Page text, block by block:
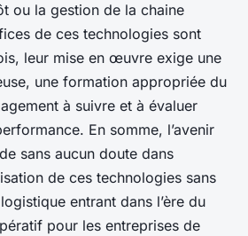
ou la gestion de la chaine
de ces technologies sont
leur mise en œuvre exige une
une formation appropriée du
à suivre et à évaluer
En somme, l’avenir
sans aucun doute dans
de ces technologies sans
entrant dans l’ère du
pour les entreprises de